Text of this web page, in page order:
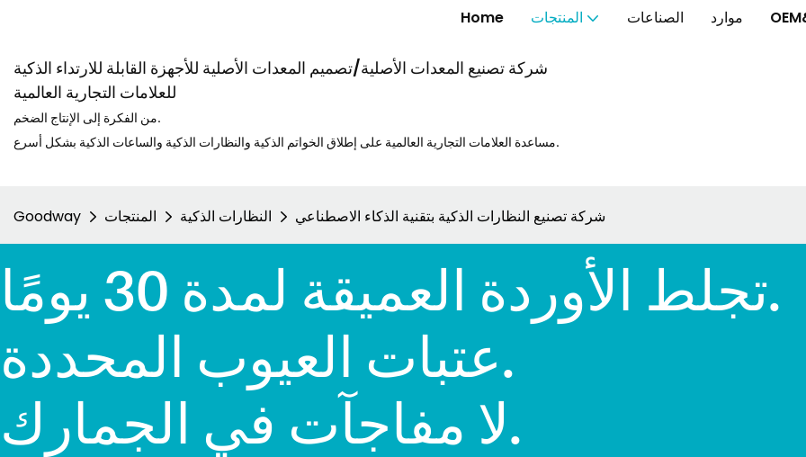
Home المنتجات الصناعات موارد
شركة تصنيع المعدات الأصلية/تصميم المعدات الأصلية للأجهزة القابلة للارتداء الذكية
للعلامات التجارية العالمية
من الفكرة إلى الإنتاج الضخم.
مساعدة العلامات التجارية العالمية على إطلاق الخواتم الذكية والنظارات الذكية والساعات الذكية بشكل أسرع.
Goodway المنتجات النظارات الذكية شركة تصنيع النظارات الذكية بتقنية الذكاء الاصطناعي
تجلط الأوردة العميقة لمدة 30 يومًا.
عتبات العيوب المحددة.
لا مفاجآت في الجمارك.